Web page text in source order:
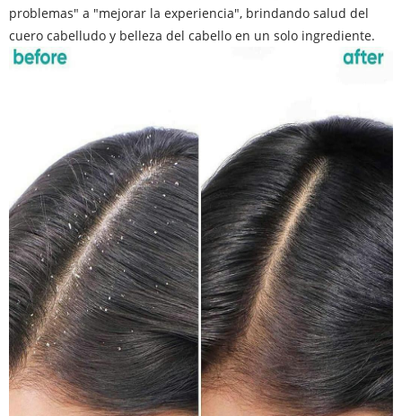
problemas" a "mejorar la experiencia", brindando salud del
cuero cabelludo y belleza del cabello en un solo ingrediente.